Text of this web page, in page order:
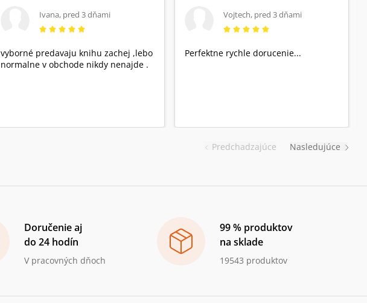
Predchadzajúce
Ivana, pred 3 dňami
vyborné predavaju knihu zachej ,lebo
normalne v obchode nikdy nenajde .
Vojtech, pred 3 dňami
Perfektne rychle dorucenie...
Nasledujúce
Doručenie aj
do 24 hodín
V pracovných dňoch
99 % produktov
na sklade
19543 produktov